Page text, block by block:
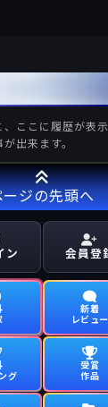
ここに履歴が表
出来ます。
ージの先頭へ
ン 会員登
新着
レビュー
グ
受賞
作品